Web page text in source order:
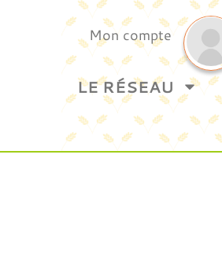
Mon compte
LE RÉSEAU